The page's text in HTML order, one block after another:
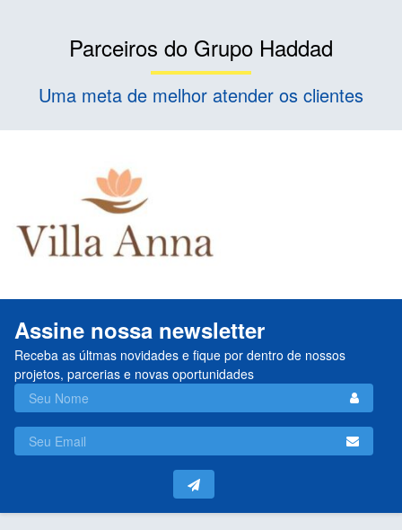
Parceiros do Grupo Haddad
Uma meta de melhor atender os clientes
Assine nossa newsletter
Receba as últmas novidades e fique por dentro de nossos
projetos, parcerias e novas oportunidades